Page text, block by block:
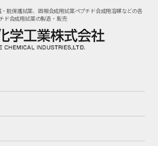
脱保護試薬、固相合成用試薬ペプチド合成用溶媒などの各
ド合成用試薬の製造・販売